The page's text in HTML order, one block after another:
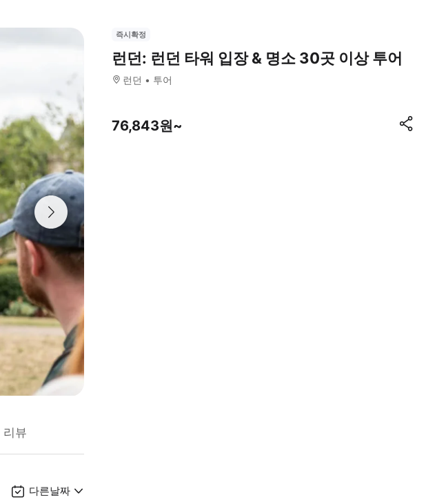
리뷰
다른날짜
즉시확정
런던: 런던 타워 입장 & 명소 30곳 이상 투어
런던 투어
76,843원~